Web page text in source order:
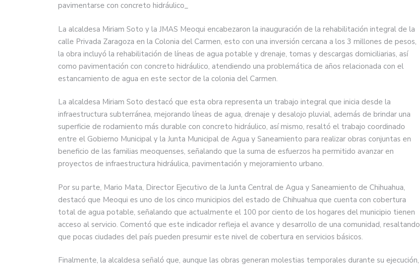
pavimentarse con concreto hidráulico_
La alcaldesa Miriam Soto y la JMAS Meoqui encabezaron la inauguración de la rehabilitación integral de la
calle Privada Zaragoza en la Colonia del Carmen, esto con una inversión cercana a los 3 millones de pesos,
la obra incluyó la rehabilitación de líneas de agua potable y drenaje, tomas y descargas domiciliarias, así
como pavimentación con concreto hidráulico, atendiendo una problemática de años relacionada con el
estancamiento de agua en este sector de la colonia del Carmen.
La alcaldesa Miriam Soto destacó que esta obra representa un trabajo integral que inicia desde la
infraestructura subterránea, mejorando líneas de agua, drenaje y desalojo pluvial, además de brindar una
superficie de rodamiento más durable con concreto hidráulico, así mismo, resaltó el trabajo coordinado
entre el Gobierno Municipal y la Junta Municipal de Agua y Saneamiento para realizar obras conjuntas en
beneficio de las familias meoquenses, señalando que la suma de esfuerzos ha permitido avanzar en
proyectos de infraestructura hidráulica, pavimentación y mejoramiento urbano.
Por su parte, Mario Mata, Director Ejecutivo de la Junta Central de Agua y Saneamiento de Chihuahua,
destacó que Meoqui es uno de los cinco municipios del estado de Chihuahua que cuenta con cobertura
total de agua potable, señalando que actualmente el 100 por ciento de los hogares del municipio tienen
acceso al servicio. Comentó que este indicador refleja el avance y desarrollo de una comunidad, resaltando
que pocas ciudades del país pueden presumir este nivel de cobertura en servicios básicos.
Finalmente, la alcaldesa señaló que, aunque las obras generan molestias temporales durante su ejecución,